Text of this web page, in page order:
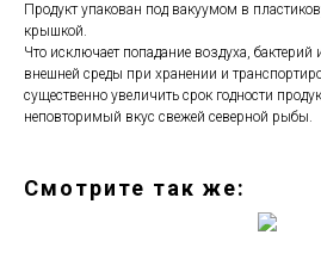
Продукт упакован под вакуумом в
крышкой.
Что исключает попадание воздуха,
внешней среды при хранении и
существенно увеличить срок годности
неповторимый вкус свежей северной рыбы.
Смотрите так же: